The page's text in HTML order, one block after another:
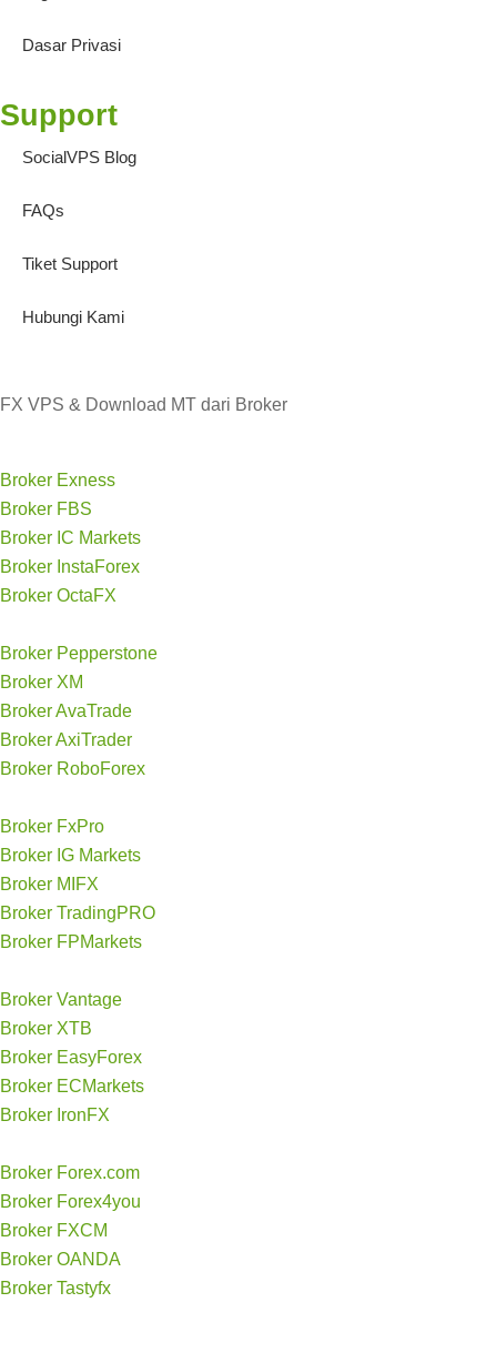
Dasar Privasi
Support
SocialVPS Blog
FAQs
Tiket Support
Hubungi Kami
FX VPS & Download MT dari Broker
Broker Exness
Broker FBS
Broker IC Markets
Broker InstaForex
Broker OctaFX
Broker Pepperstone
Broker XM
Broker AvaTrade
Broker AxiTrader
Broker RoboForex
Broker FxPro
Broker IG Markets
Broker MIFX
Broker TradingPRO
Broker FPMarkets
Broker Vantage
Broker XTB
Broker EasyForex
Broker ECMarkets
Broker IronFX
Broker Forex.com
Broker Forex4you
Broker FXCM
Broker OANDA
Broker Tastyfx